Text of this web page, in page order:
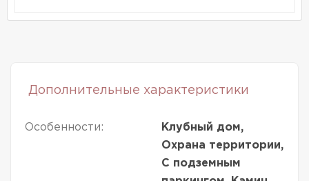
Дополнительные характеристики
Особенности:
Клубный дом,
Охрана территории,
С подземным